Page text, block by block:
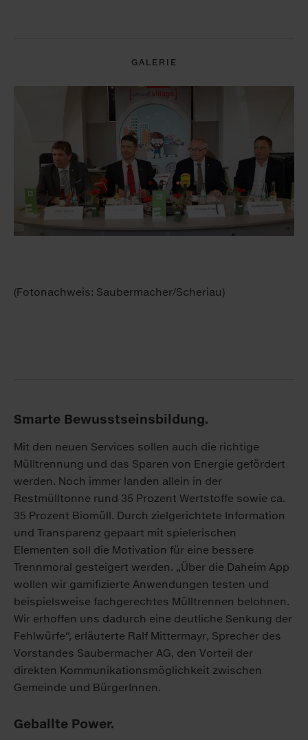
GALERIE
(Fotonachweis: Saubermacher/Scheriau)
Smarte Bewusstseinsbildung.
Mit den neuen Services sollen auch die richtige
Mülltrennung und das Sparen von Energie gefördert
werden. Noch immer landen allein in der
Restmülltonne rund 35 Prozent Wertstoffe sowie ca.
35 Prozent Biomüll. Durch zielgerichtete Information
und Transparenz gepaart mit spielerischen
Elementen soll die Motivation für eine bessere
Trennmoral gesteigert werden. „Über die Daheim App
wollen wir gamifizierte Anwendungen testen und
beispielsweise fachgerechtes Mülltrennen belohnen.
Wir erhoffen uns dadurch eine deutliche Senkung der
Fehlwürfe“, erläuterte Ralf Mittermayr, Sprecher des
Vorstandes Saubermacher AG, den Vorteil der
direkten Kommunikationsmöglichkeit zwischen
Gemeinde und BürgerInnen.
Geballte Power.